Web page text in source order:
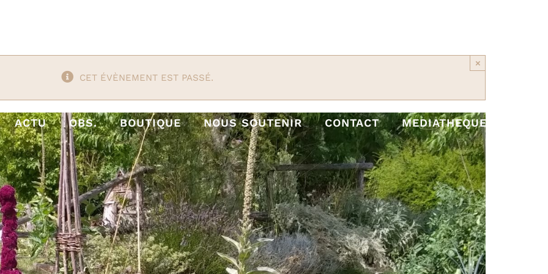
ACTU OBS. BOUTIQUE NOUS SOUTENIR CONTACT MEDIATHEQUE
CET ÉVÈNEMENT EST PASSÉ.
×